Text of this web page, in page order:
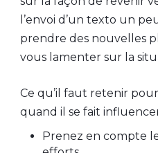
l’envoi d’un texto un
prendre des nouvelles
vous lamenter sur la
Ce qu’il faut retenir
quand il se fait
Prenez en compte